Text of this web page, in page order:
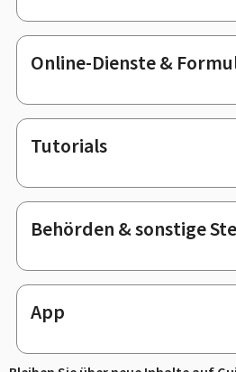
Online-Dienste &
Tutorials
Behörden & sonstige
App